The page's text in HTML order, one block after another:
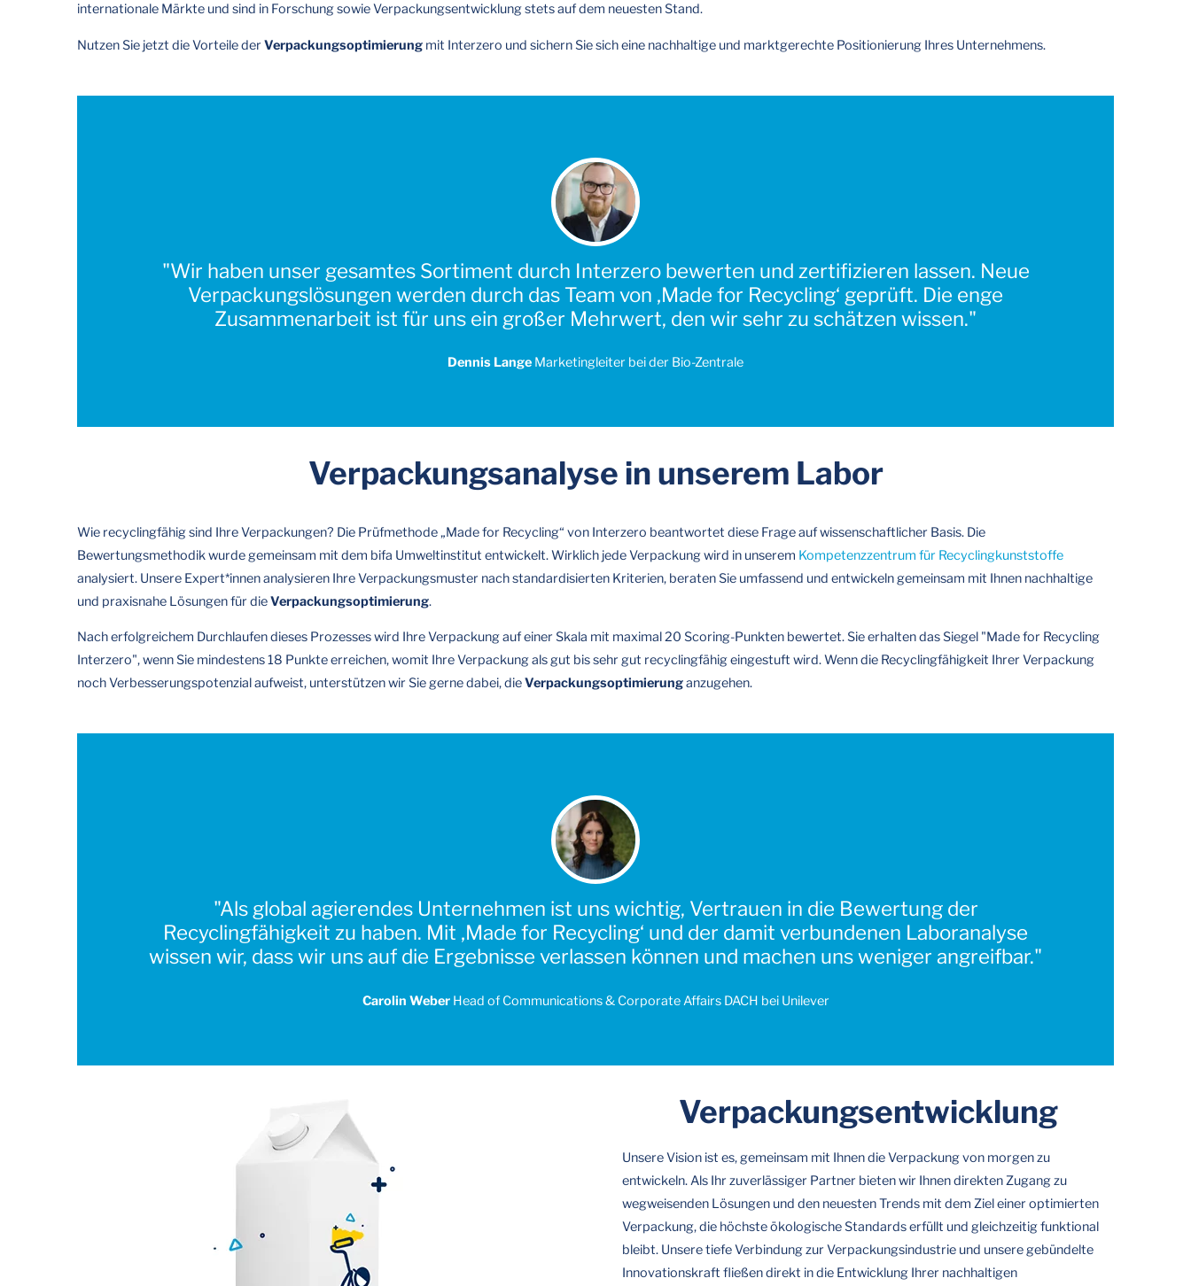
internationale Märkte und sind in Forschung sowie Verpackungsentwicklung stets auf dem neuesten Stand.
Nutzen Sie jetzt die Vorteile derVerpackungsoptimierung mit Interzero und sichern Sie sich eine nachhaltige und marktgerechte Positionierung Ihres Unternehmens.
"Wir haben unser gesamtes Sortiment durch Interzero bewerten und zertifizieren lassen. Neue
Verpackungslösungen werden durch das Team von ‚Made for Recycling‘ geprüft. Die enge
Zusammenarbeit ist für uns ein großer Mehrwert, den wir sehr zu schätzen wissen."
Dennis Lange Marketingleiter bei der Bio-Zentrale
Verpackungsanalyse in unserem Labor
Wie recyclingfähig sind Ihre Verpackungen? Die Prüfmethode „Made for Recycling“ von Interzero beantwortet diese Frage auf wissenschaftlicher Basis. Die
Bewertungsmethodik wurde gemeinsam mit dem bifa Umweltinstitut entwickelt. Wirklich jede Verpackung wird in unserem Kompetenzzentrum für Recyclingkunststoffe
analysiert. Unsere Expert*innen analysieren Ihre Verpackungsmuster nach standardisierten Kriterien, beraten Sie umfassend und entwickeln gemeinsam mit Ihnen nachhaltige
und praxisnahe Lösungen für dieVerpackungsoptimierung.
Nach erfolgreichem Durchlaufen dieses Prozesses wird Ihre Verpackung auf einer Skala mit maximal 20 Scoring-Punkten bewertet. Sie erhalten das Siegel "Made for Recycling
Interzero", wenn Sie mindestens 18 Punkte erreichen, womit Ihre Verpackung als gut bis sehr gut recyclingfähig eingestuft wird. Wenn die Recyclingfähigkeit Ihrer Verpackung
noch Verbesserungspotenzial aufweist, unterstützen wir Sie gerne dabei, dieVerpackungsoptimierunganzugehen.
"Als global agierendes Unternehmen ist uns wichtig, Vertrauen in die Bewertung der
Recyclingfähigkeit zu haben. Mit ‚Made for Recycling‘ und der damit verbundenen Laboranalyse
wissen wir, dass wir uns auf die Ergebnisse verlassen können und machen uns weniger angreifbar."
Carolin Weber Head of Communications & Corporate Affairs DACH bei Unilever
Verpackungsentwicklung
Unsere Vision ist es, gemeinsam mit Ihnen die Verpackung von morgen zu
entwickeln. Als Ihr zuverlässiger Partner bieten wir Ihnen direkten Zugang zu
wegweisenden Lösungen und den neuesten Trends mit dem Ziel einer optimierten
Verpackung, die höchste ökologische Standards erfüllt und gleichzeitig funktional
bleibt. Unsere tiefe Verbindung zur Verpackungsindustrie und unsere gebündelte
Innovationskraft fließen direkt in die Entwicklung Ihrer nachhaltigen